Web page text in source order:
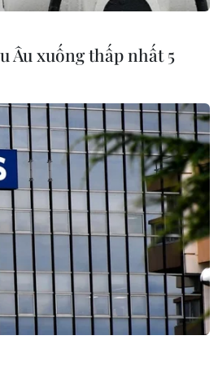
gondola ở Venice
lòng kênh
đã được thu gom từ các lòng
trong đó có cả lốp xe, tivi,
di động, xe đạp và thậm chí là
Âu xuống thấp nhất 5